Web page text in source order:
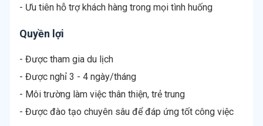
- Ưu tiên hỗ trợ khách hàng trong mọi tình huống
Quyền lợi
- Được tham gia du lịch
- Được nghỉ 3 - 4 ngày/tháng
- Môi trường làm việc thân thiện, trẻ trung
- Được đào tạo chuyên sâu để đáp ứng tốt công việc